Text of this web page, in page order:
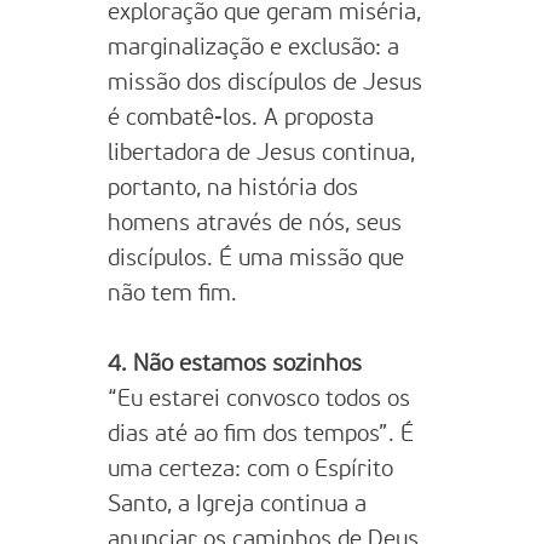
exploração que geram miséria,
marginalização e exclusão: a
missão dos discípulos de Jesus
é combatê-los. A proposta
libertadora de Jesus continua,
portanto, na história dos
homens através de nós, seus
discípulos. É uma missão que
não tem fim.
4. Não estamos sozinhos
“Eu estarei convosco todos os
dias até ao fim dos tempos”. É
uma certeza: com o Espírito
Santo, a Igreja continua a